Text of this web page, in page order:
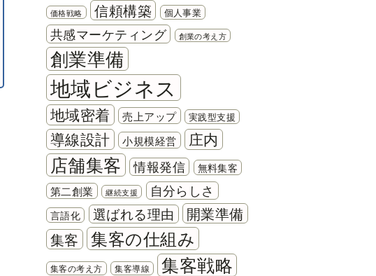
価格戦略 信頼構築 個人事業
共感マーケティング 創業の考え方
創業準備
地域ビジネス
地域密着 売上アップ 実践型支援
導線設計 小規模経営 庄内
店舗集客 情報発信 無料集客
第二創業 継続支援 自分らしさ
言語化 選ばれる理由
開業準備
集客
集客の仕組み
集客の考え方 集客導線 集客戦略